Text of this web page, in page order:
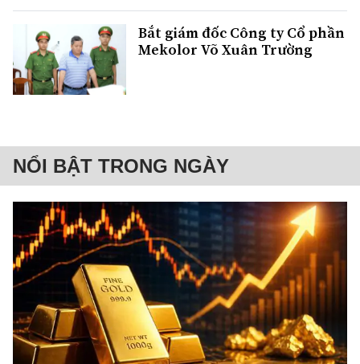
Bắt giám đốc Công ty Cổ phần
Mekolor Võ Xuân Trường
NỔI BẬT TRONG NGÀY